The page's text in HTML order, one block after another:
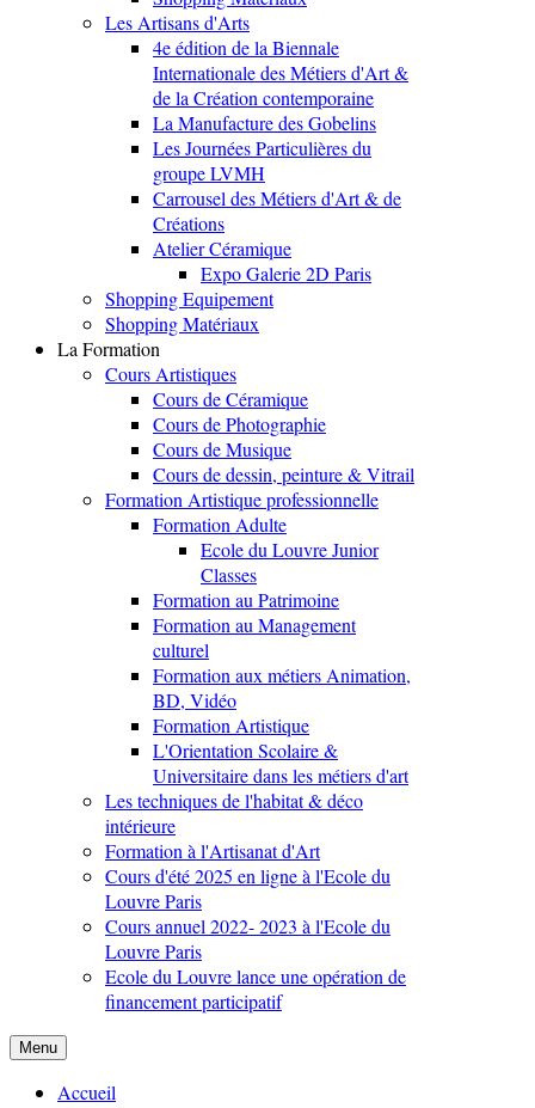
Les Artisans d'Arts
4e édition de la Biennale
Internationale des Métiers d'Art &
de la Création contemporaine
La Manufacture des Gobelins
Les Journées Particulières du
groupe LVMH
Carrousel des Métiers d'Art & de
Créations
Atelier Céramique
Expo Galerie 2D Paris
Shopping Equipement
Shopping Matériaux
La Formation
Cours Artistiques
Cours de Céramique
Cours de Photographie
Cours de Musique
Cours de dessin, peinture & Vitrail
Formation Artistique professionnelle
Formation Adulte
Ecole du Louvre Junior
Classes
Formation au Patrimoine
Formation au Management
culturel
Formation aux métiers Animation,
BD, Vidéo
Formation Artistique
L'Orientation Scolaire &
Universitaire dans les métiers d'art
Les techniques de l'habitat & déco
intérieure
Formation à l'Artisanat d'Art
Cours d'été 2025 en ligne à l'Ecole du
Louvre Paris
Cours annuel 2022- 2023 à l'Ecole du
Louvre Paris
Ecole du Louvre lance une opération de
financement participatif
Menu
Accueil